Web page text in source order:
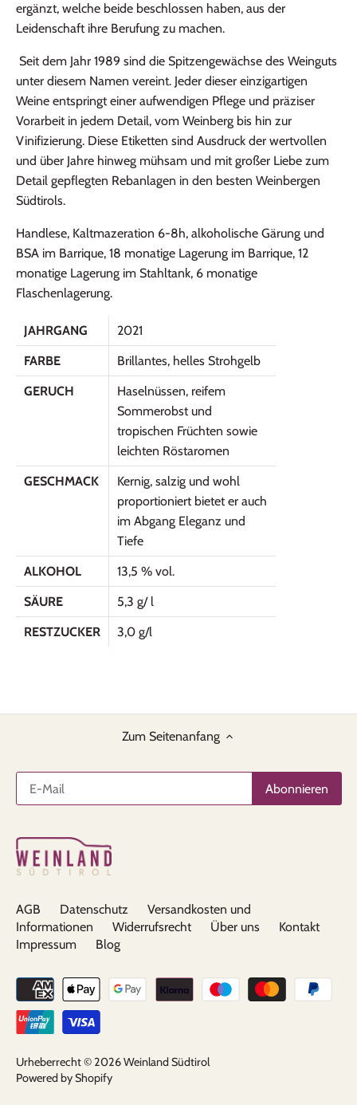
ergänzt, welche beide beschlossen haben, aus der
Leidenschaft ihre Berufung zu machen.
Seit dem Jahr 1989 sind die Spitzengewächse des Weinguts
unter diesem Namen vereint. Jeder dieser einzigartigen
Weine entspringt einer aufwendigen Pflege und präziser
Vorarbeit in jedem Detail, vom Weinberg bis hin zur
Vinifizierung. Diese Etiketten sind Ausdruck der wertvollen
und über Jahre hinweg mühsam und mit großer Liebe zum
Detail gepflegten Rebanlagen in den besten Weinbergen
Südtirols.
Handlese, Kaltmazeration 6-8h, alkoholische Gärung und
BSA im Barrique, 18 monatige Lagerung im Barrique, 12
monatige Lagerung im Stahltank, 6 monatige
Flaschenlagerung.
JAHRGANG
2021
FARBE
Brillantes, helles Strohgelb
GERUCH
Haselnüssen, reifem
Sommerobst und
tropischen Früchten sowie
leichten Röstaromen
GESCHMACK
Kernig, salzig und wohl
proportioniert bietet er auch
im Abgang Eleganz und
Tiefe
ALKOHOL
13,5 % vol.
SÄURE
5,3 g/ l
RESTZUCKER
3,0 g/l
Zum Seitenanfang
AGB Datenschutz
Versandkosten und
Informationen
Widerrufsrecht Über uns
Kontakt
Impressum
Blog
Urheberrecht © 2026Weinland Südtirol
Powered by Shopify